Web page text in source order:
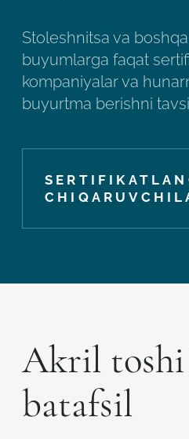
Stoleshnitsa va
buyumlarga faqat
kompaniyalar va
buyurtma berishni
Akril toshi
batafsil